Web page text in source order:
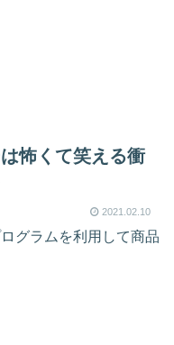
怖くて笑える衝
2021.02.10
グラムを利用して商品